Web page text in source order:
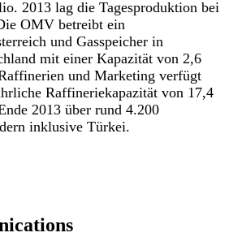
2013 lag die Tagesproduktion bei
OMV betreibt ein
und Gasspeicher in
mit einer Kapazität von 2,6
und Marketing verfügt
Raffineriekapazität von 17,4
2013 über rund 4.200
inklusive Türkei.